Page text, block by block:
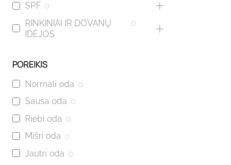
SPF 0
RINKINIAI IR DOVANŲ
IDĖJOS
0
POREIKIS
Normali oda 0
Sausa oda 0
Riebi oda 0
Mišri oda 0
Jautri oda 0